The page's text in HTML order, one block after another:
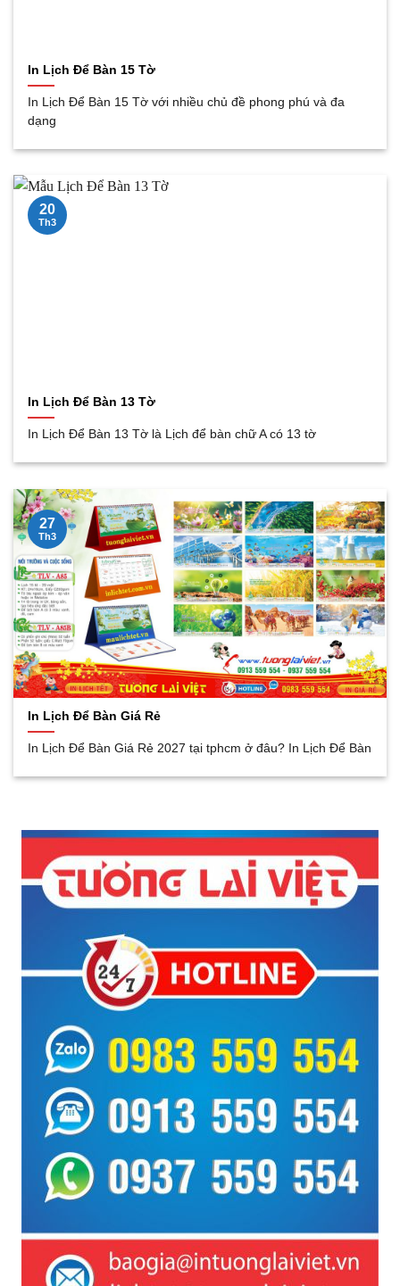
In Lịch Để Bàn 15 Tờ
In Lịch Để Bàn 15 Tờ với nhiều chủ đề phong phú và đa
dạng
In Lịch Để Bàn 13 Tờ
In Lịch Để Bàn 13 Tờ là Lịch để bàn chữ A có 13 tờ
20
Th3
In Lịch Để Bàn Giá Rẻ
In Lịch Để Bàn Giá Rẻ 2027 tại tphcm ở đâu? In Lịch Để Bàn
27
Th3